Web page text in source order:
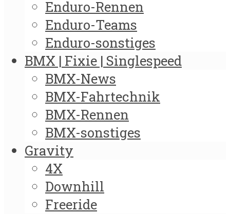
Enduro-Rennen
Enduro-Teams
Enduro-sonstiges
BMX | Fixie | Singlespeed
BMX-News
BMX-Fahrtechnik
BMX-Rennen
BMX-sonstiges
Gravity
4X
Downhill
Freeride